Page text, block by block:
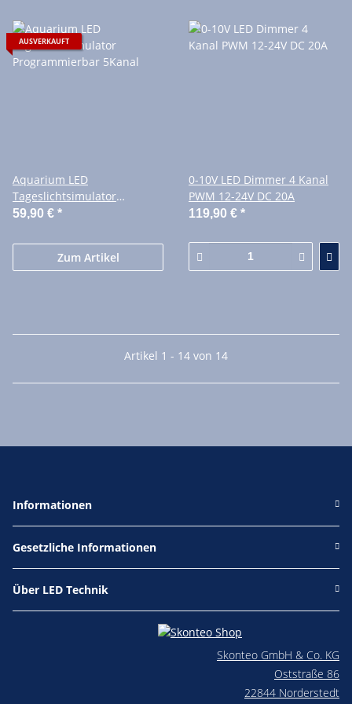
AUSVERKAUFT
Aquarium LED
Tageslichtsimulator
Programmierbar 5Kanal
59,90 € *
Zum Artikel
0-10V LED Dimmer 4 Kanal
PWM 12-24V DC 20A
119,90 € *
Artikel 1 - 14 von 14
Informationen
Gesetzliche Informationen
Über LED Technik
Skonteo GmbH & Co. KG
Oststraße 86
22844 Norderstedt